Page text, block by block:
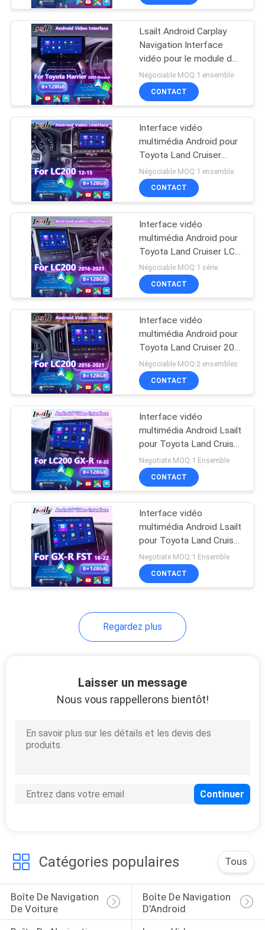
Lexus Android
Screen
Écran de multimédia
de voiture
Affichage de
multimédia de
voiture
Boîte de la voiture AI
Interface de Carplay
104
Interface de voiture
d'Android
Carplay connectent
65
Lsailt Android Carplay
Navigation Interface
vidéo pour le module de
radio de support Toyota
Harrier Venza actuel
2020
Négociable MOQ:1 ensemble
CONTACT
Interface vidéo
multimédia Android pour
Toyota Land Cruiser
LC200 V8 LC 200 2012-
2015
Négociable MOQ:1 ensemble
CONTACT
Interface vidéo
multimédia Android pour
Toyota Land Cruiser LC
200 GXL VX VXR VX-R
Sahara LC200
Négociable MOQ:1 série
CONTACT
Interface vidéo
multimédia Android pour
Toyota Land Cruiser 200
LC200 VX VXR VX-R
2016-2021
Négociable MOQ:2 ensembles
CONTACT
Interface vidéo
multimédia Android Lsailt
pour Toyota Land Cruiser
LC200 GX-R LC 200 GXR
2018-2022
Negotiate MOQ:1 Ensemble
CONTACT
Interface vidéo
multimédia Android Lsailt
pour Toyota Land Cruiser
LC200 GXR GX-R FST
LC 200 2018-2022
Negotiate MOQ:1 Ensemble
CONTACT
Regardez plus
Laisser un message
Nous vous rappellerons bientôt!
Catégories populaires Tous
Boîte De Navigation
De Voiture
Boîte De Navigation
D'Android